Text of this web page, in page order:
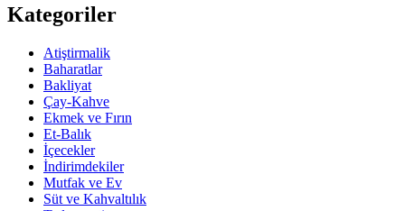
Kategoriler
Atiştirmalik
Baharatlar
Bakliyat
Çay-Kahve
Ekmek ve Fırın
Et-Balık
İçecekler
İndirimdekiler
Mutfak ve Ev
Süt ve Kahvaltılık